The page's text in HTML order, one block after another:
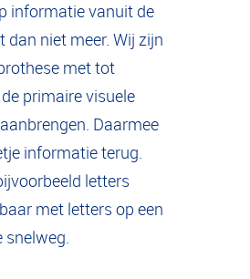
informatie vanuit de
dan niet meer. Wij zijn
met tot
primaire visuele
Daarmee
informatie terug.
letters
met letters op een
snelweg.